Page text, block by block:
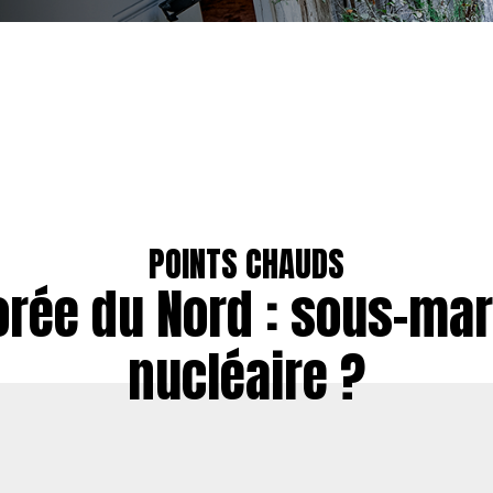
POINTS CHAUDS
du Nord : sous-
nucléaire ?